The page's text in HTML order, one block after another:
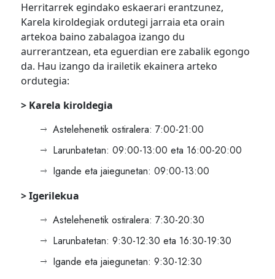
Herritarrek egindako eskaerari erantzunez,
Karela kiroldegiak ordutegi jarraia eta orain
artekoa baino zabalagoa izango du
aurrerantzean, eta eguerdian ere zabalik egongo
da. Hau izango da irailetik ekainera arteko
ordutegia:
> Karela kiroldegia
Astelehenetik ostiralera: 7:00-21:00
Larunbatetan: 09:00-13:00 eta 16:00-20:00
Igande eta jaiegunetan: 09:00-13:00
> Igerilekua
Astelehenetik ostiralera: 7:30-20:30
Larunbatetan: 9:30-12:30 eta 16:30-19:30
Igande eta jaiegunetan: 9:30-12:30